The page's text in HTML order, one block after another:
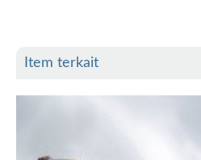
Item terkait